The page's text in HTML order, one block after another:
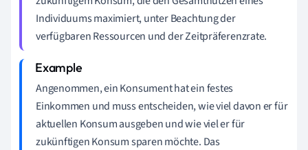
Individuums maximiert, unter Beachtung der
verfügbaren Ressourcen und der Zeitpräferenzrate.
Angenommen, ein Konsument hat ein festes
Einkommen und muss entscheiden, wie viel davon er für
aktuellen Konsum ausgeben und wie viel er für
zukünftigen Konsum sparen möchte. Das